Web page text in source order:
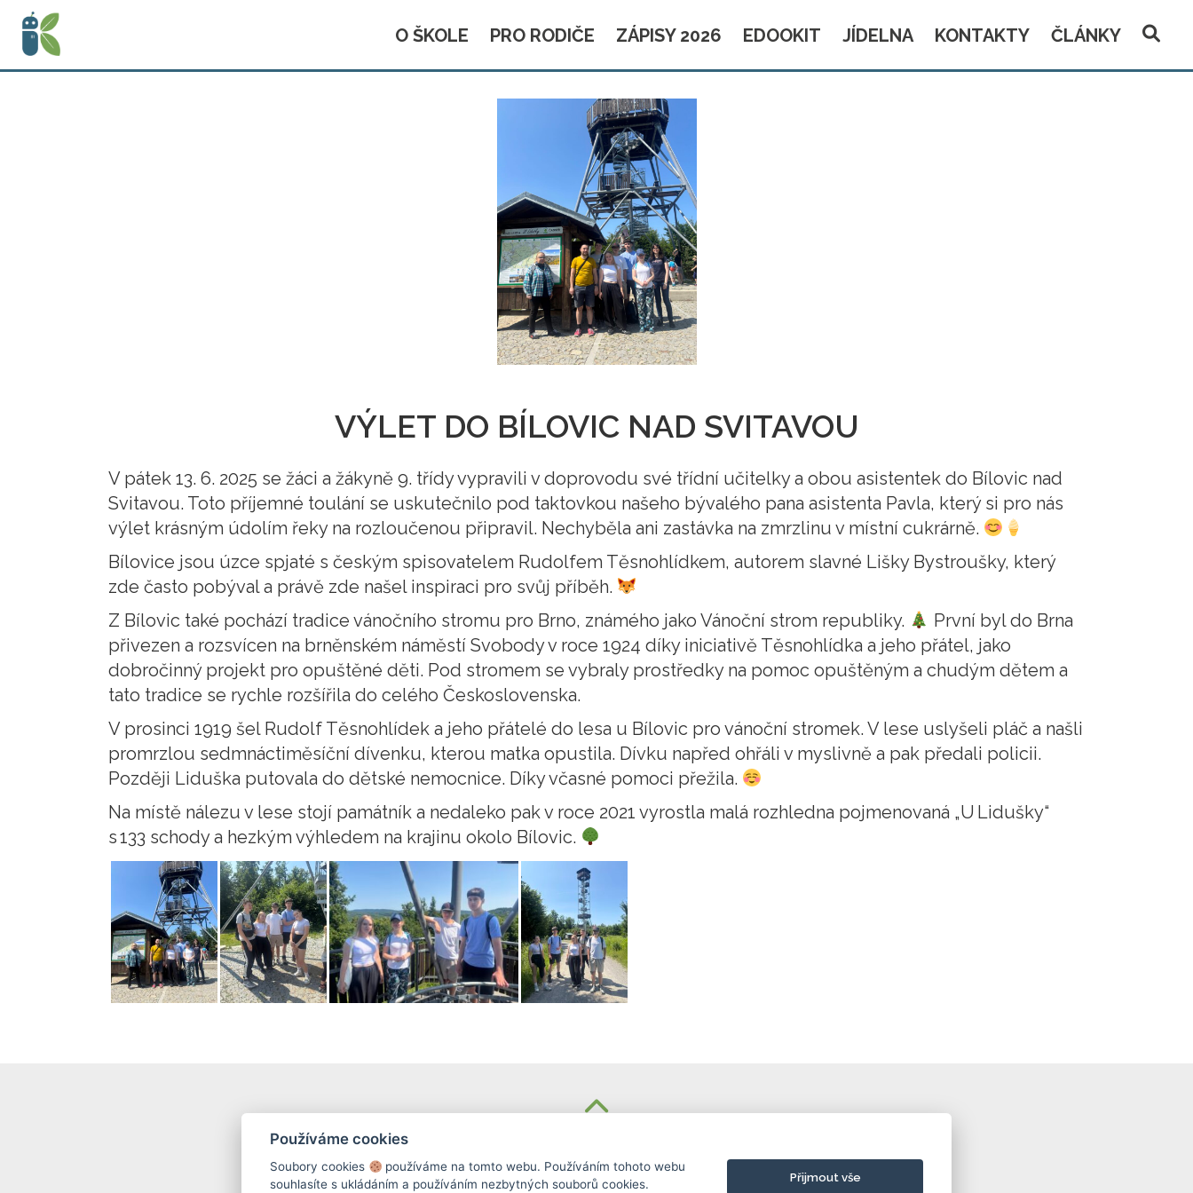
O ŠKOLE PRO RODIČE ZÁPISY 2026 EDOOKIT JÍDELNA KONTAKTY ČLÁNKY
VÝLET DO BÍLOVIC NAD SVITAVOU
V pátek 13. 6. 2025 se žáci a žákyně 9. třídy vypravili v doprovodu své třídní učitelky a obou asistentek do Bílovic nad
Svitavou. Toto příjemné toulání se uskutečnilo pod taktovkou našeho bývalého pana asistenta Pavla, který si pro nás
výlet krásným údolím řeky na rozloučenou připravil. Nechyběla ani zastávka na zmrzlinu v místní cukrárně.
Bílovice jsou úzce spjaté s českým spisovatelem Rudolfem Těsnohlídkem, autorem slavné Lišky Bystroušky, který
zde často pobýval a právě zde našel inspiraci pro svůj příběh.
Z Bílovic také pochází tradice vánočního stromu pro Brno, známého jako Vánoční strom republiky.
První byl do Brna
přivezen a rozsvícen na brněnském náměstí Svobody v roce 1924 díky iniciativě Těsnohlídka a jeho přátel, jako
dobročinný projekt pro opuštěné děti. Pod stromem se vybraly prostředky na pomoc opuštěným a chudým dětem a
tato tradice se rychle rozšířila do celého Československa.
V prosinci 1919 šel Rudolf Těsnohlídek a jeho přátelé do lesa u Bílovic pro vánoční stromek. V lese uslyšeli pláč a našli
promrzlou sedmnáctiměsíční dívenku, kterou matka opustila. Dívku napřed ohřáli v myslivně a pak předali policii.
Později Liduška putovala do dětské nemocnice. Díky včasné pomoci přežila.
Na místě nálezu v lese stojí památník a nedaleko pak v roce 2021 vyrostla malá rozhledna pojmenovaná „U Lidušky“
s 133 schody a hezkým výhledem na krajinu okolo Bílovic.
Základní škola
Používáme cookies
Soubory cookies
používáme na tomto webu. Používáním tohoto webu
souhlasíte s ukládáním a používáním nezbytných souborů cookies.
Přijmout vše